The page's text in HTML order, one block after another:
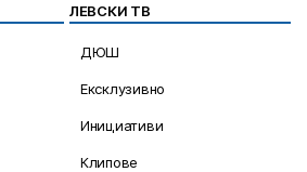
ЛЕВСКИ ТВ
ДЮШ
Ексклузивно
Инициативи
Клипове